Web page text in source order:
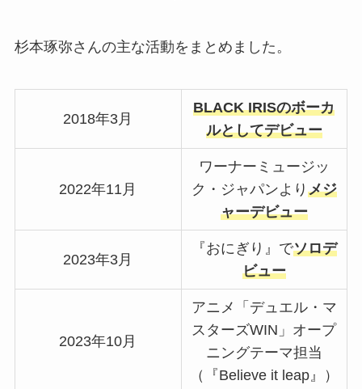
杉本琢弥さんの主な活動をまとめました。
2018年3月
BLACK IRISのボーカ
ルとしてデビュー
2022年11月
ワーナーミュージッ
ク・ジャパンより メジ
ャーデビュー
2023年3月
『おにぎり』でソロデ
ビュー
2023年10月
アニメ「デュエル・マ
スターズWIN」オープ
ニングテーマ担当
（『Believe it leap』）